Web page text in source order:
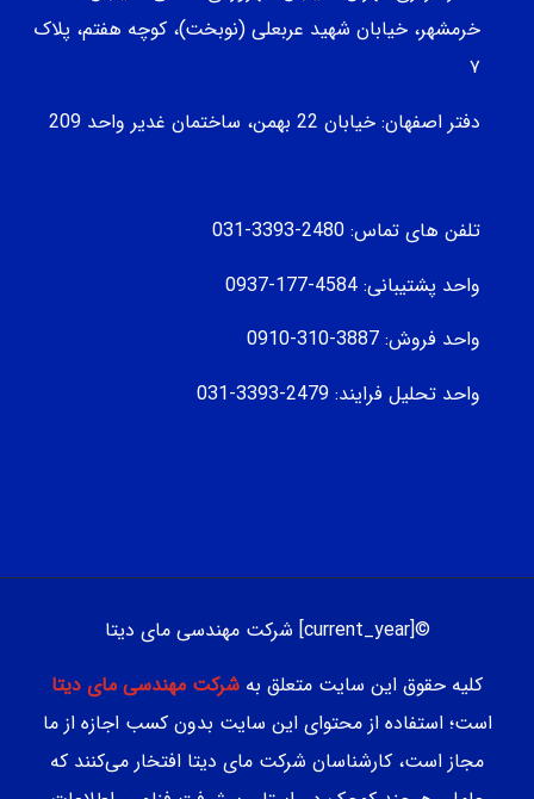
خرمشهر، خيابان شهيد عربعلی (نوبخت)، کوچه هفتم، پلاک
۷
دفتر اصفهان: خیابان 22 بهمن، ساختمان غدیر واحد 209
تلفن های تماس: 2480-3393-031
واحد پشتیبانی: 4584-177-0937
واحد فروش: 3887-310-0910
واحد تحلیل فرایند: 2479-3393-031
©[current_year] شرکت مهندسی مای دیتا
کلیه حقوق این سایت متعلق به شرکت مهندسی مای دیتا
است؛ استفاده از محتوای این سایت بدون کسب اجازه از ما
مجاز است، کارشناسان شرکت مای دیتا افتخار می‌کنند که